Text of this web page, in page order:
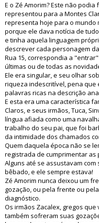
E o Zé Amorim? Este não
representou para a Montes
representa hoje para o mundo
porque ele dava notícia de
e tinha aquela linguagem
descrever cada personagem
Rua 15, correspondia a
últimas ou de todas as
Ele era singular, e seu olhar
riqueza indescritível, pena
palavras ricas na descrição
E esta era uma característica
Claros, e seus irmãos, Tuca,
língua afiada como uma
trabalho do seu pai, que foi
da intimidade dos chamados
Quem daquela época não se
registrada de cumprimentar as
Alguns até se assustavam
bêbado, e ele sempre estava!
Zé Amorim nunca deixou um
gozação, ou pela frente ou
diagnóstico.
Os irmãos Zacalex, gregos
também sofreram suas